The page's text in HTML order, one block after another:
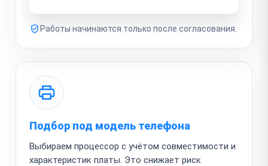
Работы начинаются только после согласования.
Подбор под модель телефона
Выбираем процессор с учётом совместимости и
характеристик платы. Это снижает риск